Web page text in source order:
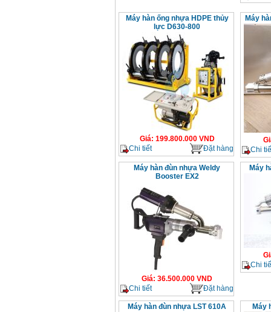
Máy hàn ống nhựa HDPE thủy
lực D630-800
Giá: 199.800.000VND
Chi tiết
Đặt hàng
Máy
Chi
Máy hàn đùn nhựa Weldy
Booster EX2
Giá: 36.500.000 VND
Chi tiết
Đặt hàng
Máy
Chi
Máy hàn đùn nhựa LST 610A Máy